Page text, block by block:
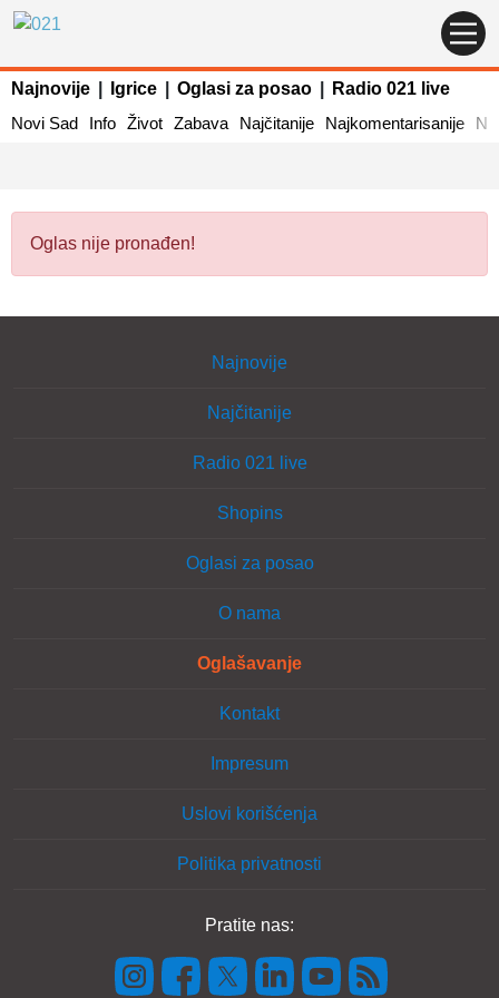
Najnovije Igrice Oglasi za posao
Radio 021 live
Novi Sad
Info Život Zabava Najčitanije Najkomentarisanije
Oglas nije pronađen!
Najnovije
Najčitanije
Radio 021 live
Shopins
Oglasi za posao
O nama
Oglašavanje
Kontakt
Impresum
Uslovi korišćenja
Politika privatnosti
Pratite nas: